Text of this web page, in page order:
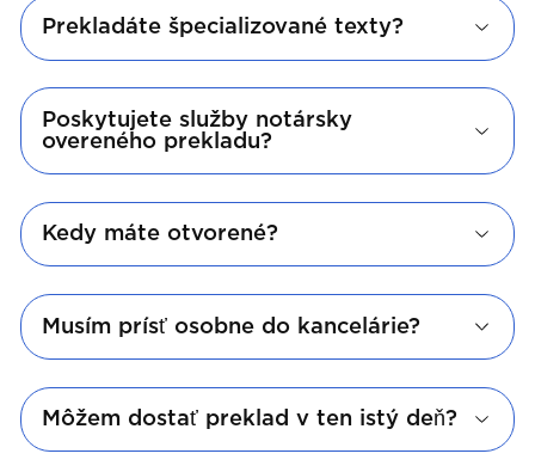
Prekladáte špecializované texty?
Poskytujete služby notársky
overeného prekladu?
Kedy máte otvorené?
Musím prísť osobne do kancelárie?
Môžem dostať preklad v ten istý deň?